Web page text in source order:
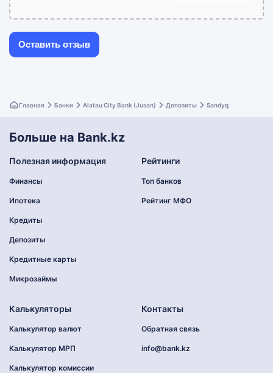
Главная Банки Alatau City Bank (Jusan) Депозиты Sandyq
Больше на Bank.kz
Полезная информация
Финансы
Ипотека
Кредиты
Депозиты
Кредитные карты
Микрозаймы
Рейтинги
Топ банков
Рейтинг МФО
Калькуляторы
Калькулятор валют
Калькулятор МРП
Калькулятор комиссии
Контакты
Обратная связь
info@bank.kz